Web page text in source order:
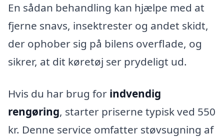
En sådan behandling kan hjælpe med at
fjerne snavs, insektrester og andet skidt,
der ophober sig på bilens overflade, og
sikrer, at dit køretøj ser prydeligt ud.
Hvis du har brug for indvendig
rengøring, starter priserne typisk ved 550
kr. Denne service omfatter støvsugning af